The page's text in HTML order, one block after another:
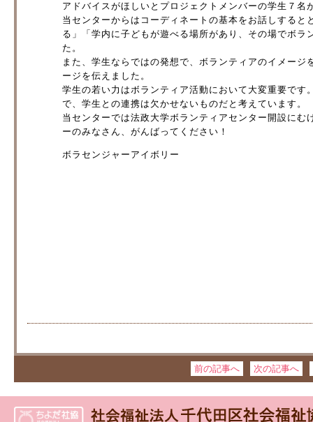
アドバイスがほしいとプロジェクトメンバーの学生７名
当センターからはコーディネートの基本をお話しする
る」「学内に子どもが遊べる場所があり、その場でボ
た。
また、学生ならではの発想で、ボランティアのイメー
ージを伝えました。
学生の若い力はボランティア活動において大変重要で
で、学生との連携は欠かせないものだと考えています。
当センターでは法政大学ボランティアセンター開設に
ーのみなさん、がんばってください！
ボラセンジャーアイボリー
前の記事へ 次の記事へ